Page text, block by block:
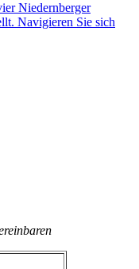
Niedernberger
Navigieren Sie sich